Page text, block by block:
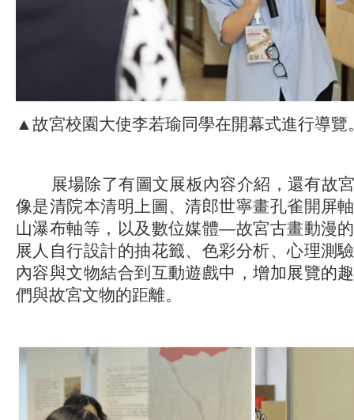
▲故宮校園大使李若瑜同學在開幕式進行導覽
展場除了有圖文展板內容介紹，還有故宮
像是清院本清明上圖、清郎世寧畫孔雀開屏
山瀑布軸等，以及數位媒體—故宮古畫動漫
展人自行設計的抽花籤、色彩分析、心理測
內容與文物結合到互動遊戲中，增加展覽的
們與故宮文物的距離。